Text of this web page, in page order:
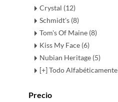
Crystal (12)
Schmidt's (8)
Tom's Of Maine (8)
Kiss My Face (6)
Nubian Heritage (5)
[+] Todo Alfabéticamente
Precio